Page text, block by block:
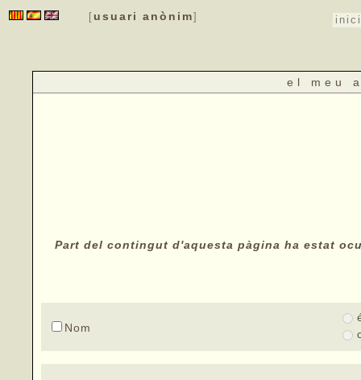
[ usuari anònim] inici
el meu
Part del contingut d'aquesta pàgina ha estat
Nom